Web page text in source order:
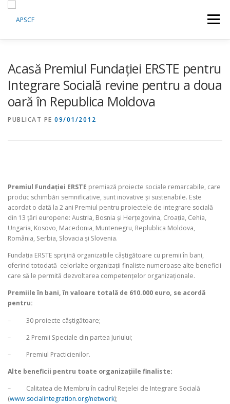
conținut
Meniu
RASPUNS CRIZA ADERĂ VIDEO
Acasă Premiul Fundației ERSTE pentru
Integrare Socială revine pentru a doua
oară în Republica Moldova
PUBLICAT PE 09/01/2012
Premiul Fundaţiei ERSTE premiază proiecte sociale remarcabile, care
produc schimbări semnificative, sunt inovative şi sustenabile. Este
acordat o dată la 2 ani Premiul pentru proiectele de integrare socială
din 13 ţări europene: Austria, Bosnia şi Herţegovina, Croaţia, Cehia,
Ungaria, Kosovo, Macedonia, Muntenegru, Replublica Moldova,
România, Serbia, Slovacia şi Slovenia.
Fundaţia ERSTE sprijină organizaţiile câştigătoare cu premii în bani,
oferind totodată celorlalte organizaţii finaliste numeroase alte beneficii
care să le permită dezvoltarea competenţelor organizaţionale.
Premiile în bani, în valoare totală de 610.000 euro, se acordă
pentru:
– 30 proiecte câştigătoare;
– 2 Premii Speciale din partea Juriului;
– Premiul Practicienilor.
Alte beneficii pentru toate organizaţiile finaliste:
– Calitatea de Membru în cadrul Reţelei de Integrare Socială
(www.socialintegration.org/network);